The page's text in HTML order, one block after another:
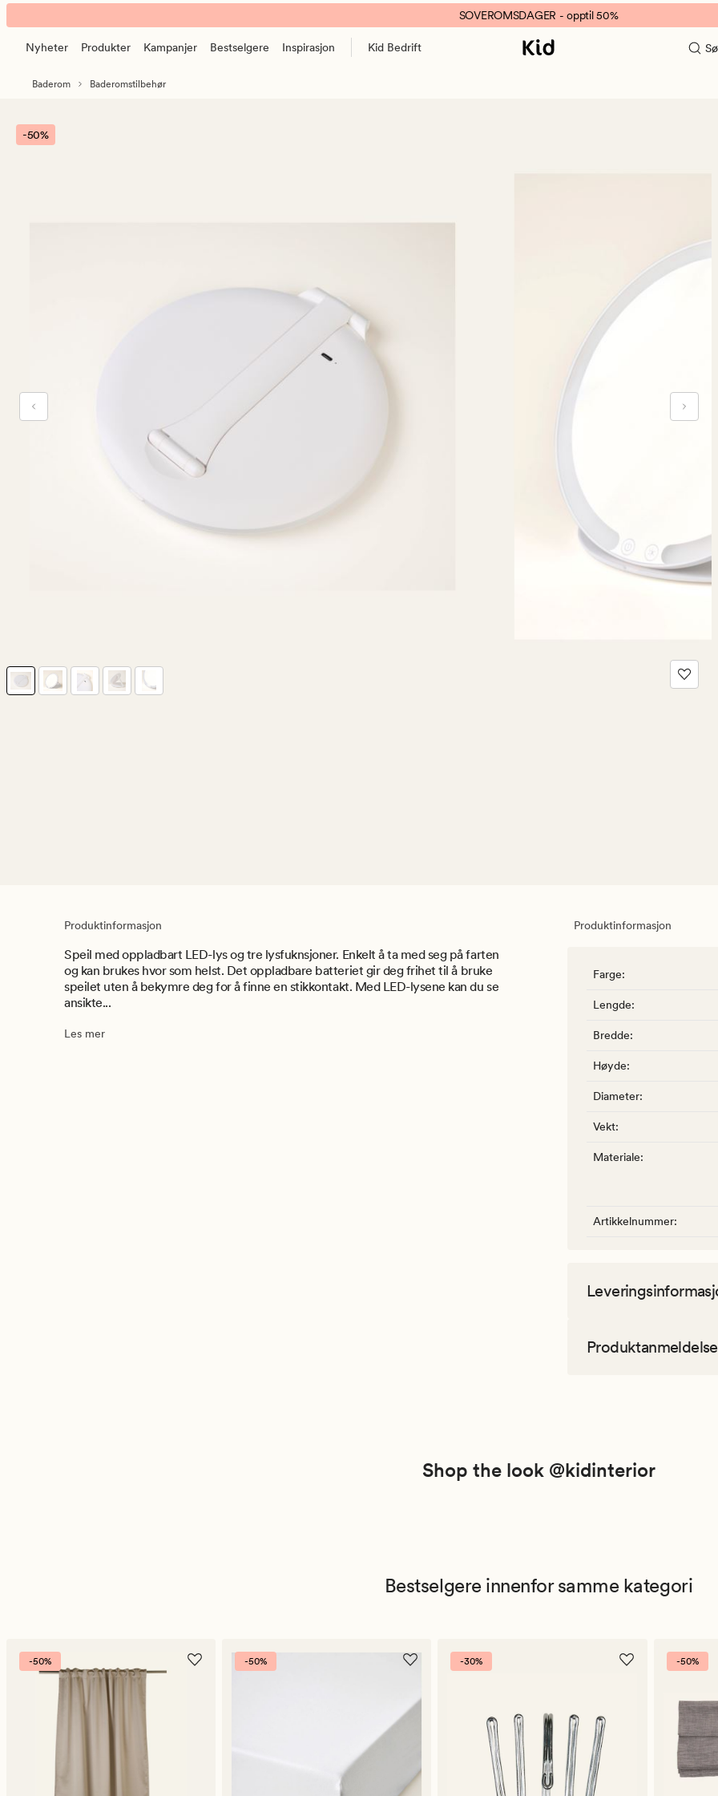
Compact
speil
banner.
Klikk
pause.
SOVEROMSDAGER - opptil 50%
Nyheter Produkter Kampanjer Bestselgere Inspirasjon Kid Bedrift
Baderom Baderomstilbehør
-50%
Produktinformasjon
Speil med oppladbart LED-lys og tre lysfuknsjoner. Enkelt å ta med seg på farten
og kan brukes hvor som helst. Det oppladbare batteriet gir deg frihet til å bruke
speilet uten å bekymre deg for å finne en stikkontakt. Med LED-lysene kan du se
ansikte...
Les mer
Produktinformasjon
Farge:
Lengde:
Bredde:
Høyde:
Diameter:
Vekt:
Materiale:
Artikkelnummer:
Shop the look @kidinterior
Bestselgere innenfor samme kategori
-50% -50% -30% -50%